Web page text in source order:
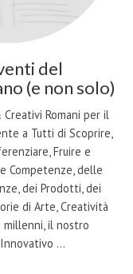
del
(e non solo)
Romani per il
a Tutti di Scoprire,
Fruire e
Competenze, delle
dei Prodotti, dei
di Arte, Creatività
millenni, il nostro
…